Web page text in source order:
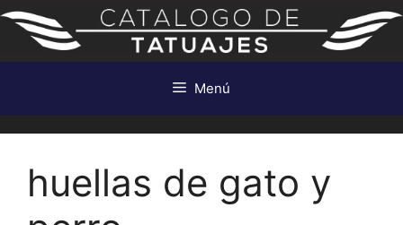
Saltar
contenido
Menú
huellas de gato y